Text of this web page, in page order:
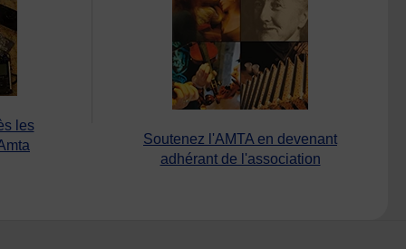
les
Soutenez l'AMTA en devenant
adhérant de l'association